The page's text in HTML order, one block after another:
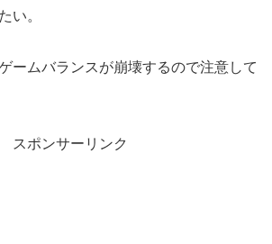
い。
ームバランスが崩壊するので注意して
スポンサーリンク